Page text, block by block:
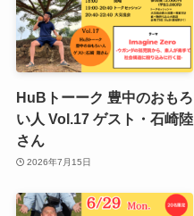
HuBトーーク 豊中のおもろ
い人 Vol.17 ゲスト・石崎陸
さん
2026年7月15日